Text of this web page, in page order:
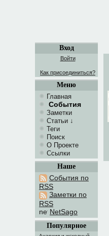
Вход
Войти
Как присоединиться?
Меню
Главная
События
Заметки
Статьи ↓
Теги
Поиск
О Проекте
Ссылки
Наше
События по
RSS
Заметки по
RSS
NetSago
Популярное